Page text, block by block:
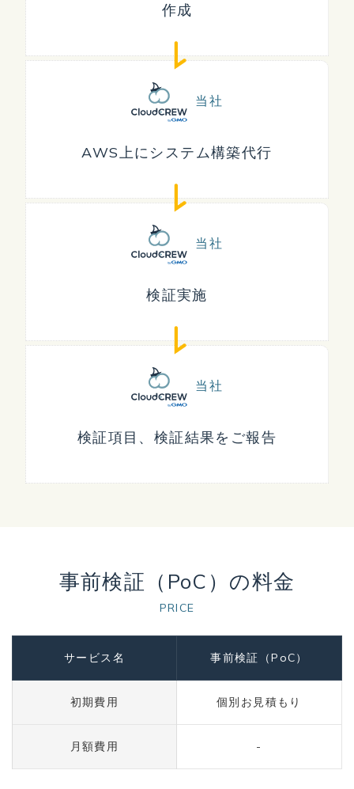
作成
当社
AWS上にシステム構築代行
当社
検証実施
当社
検証項目、検証結果をご報告
事前検証（PoC）の料金
PRICE
サービス名 事前検証（PoC）
初期費用 個別お見積もり
月額費用 -